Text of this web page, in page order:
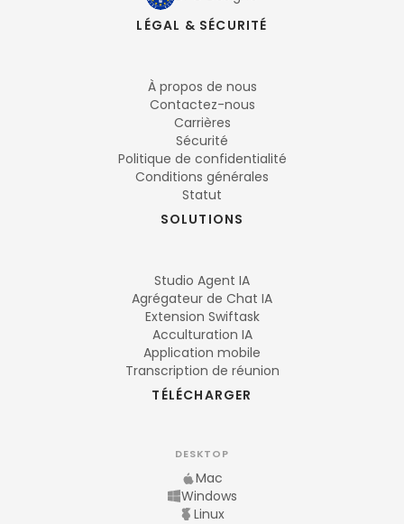
LÉGAL & SÉCURITÉ
À propos de nous
Contactez-nous
Carrières
Sécurité
Politique de confidentialité
Conditions générales
Statut
SOLUTIONS
Studio Agent IA
Agrégateur de Chat IA
Extension Swiftask
Acculturation IA
Application mobile
Transcription de réunion
TÉLÉCHARGER
DESKTOP
Mac
Windows
Linux